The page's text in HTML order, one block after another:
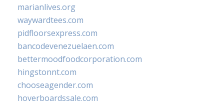
marianlives.org
waywardtees.com
pidfloorsexpress.com
bancodevenezuelaen.com
bettermoodfoodcorporation.com
hingstonnt.com
chooseagender.com
hoverboardssale.com